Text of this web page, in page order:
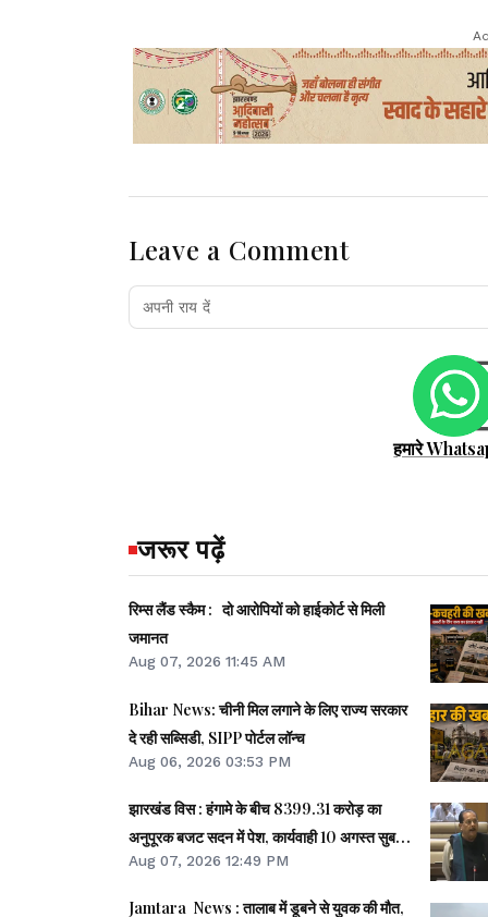
Leave a Comment
हमारे
जरूर पढ़ें
रिम्स लैंड स्कैम : दो आरोपियों को हाईकोर्ट से मिली
जमानत
Aug 07, 2026 11:45 AM
Bihar News: चीनी मिल लगाने के लिए राज्य सरकार
दे रही सब्सिडी, SIPP पोर्टल लॉन्च
Aug 06, 2026 03:53 PM
झारखंड विस : हंगामे के बीच 8399.31 करोड़ का
अनुपूरक बजट सदन में पेश, कार्यवाही 10 अगस्त सुबह
11 बजे तक स्थगित
Aug 07, 2026 12:49 PM
Jamtara News : तालाब में डूबने से युवक की मौत,